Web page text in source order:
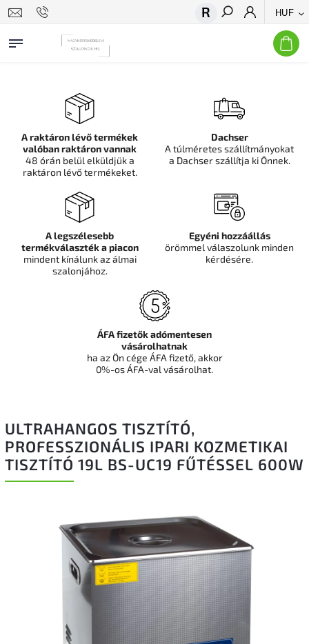
HUF
Keresés
ULTRAHANGOS TISZTÍTÓ,
PROFESSZIONÁLIS IPARI KOZMETIKAI
TISZTÍTÓ 19L BS-UC19 FŰTÉSSEL 600W
A raktáron lévő termékek
valóban raktáron vannak
48 órán belül elküldjük a
raktáron lévő termékeket.
Dachser
A túlméretes szállítmányokat
a Dachser szállítja ki Önnek.
A legszélesebb
termékválaszték a piacon
mindent kínálunk az álmai
szalonjához.
Egyéni hozzáállás
örömmel válaszolunk minden
kérdésére.
ÁFA fizetők adómentesen
vásárolhatnak
ha az Ön cége ÁFA fizető, akkor
0%-os ÁFA-val vásárolhat.